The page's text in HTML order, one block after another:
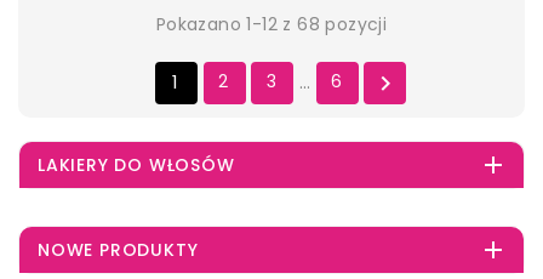
Pokazano 1-12 z 68 pozycji
1 2 3 … 6 
LAKIERY DO WŁOSÓW 
NOWE PRODUKTY 